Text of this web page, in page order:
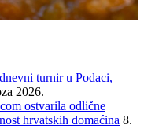
turnir u Podaci,
2026.
ostvarila odlične
hrvatskih domaćina 8.